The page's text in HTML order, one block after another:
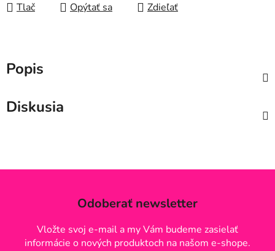
Tlač Opýtať sa Zdieľať
Popis
Diskusia
Odoberať newsletter
Vložte svoj e-mail a my Vám budeme zasielať
informácie o nových produktoch na našom e-shope.